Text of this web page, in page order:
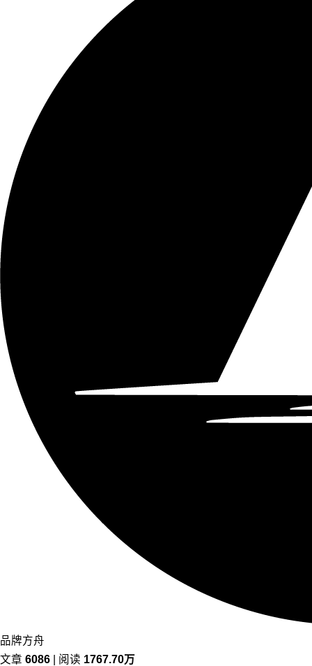
品牌方舟
文章 6086 | 阅读 1767.70万